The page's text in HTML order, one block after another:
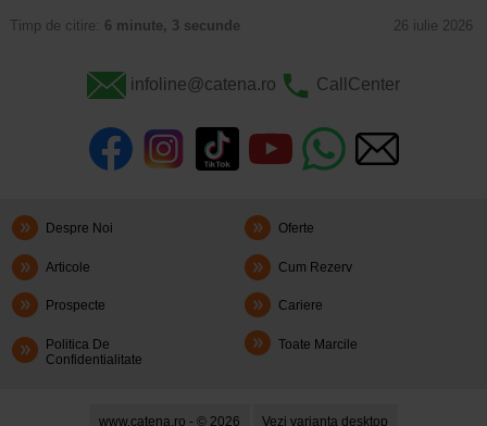
Timp de citire: 6 minute, 3 secunde 26 iulie 2026
infoline@catena.ro CallCenter
Despre Noi Oferte
Articole Cum Rezerv
Prospecte Cariere
Politica De
Confidentialitate
Toate Marcile
www.catena.ro - © 2026 Vezi varianta desktop